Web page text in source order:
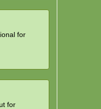
for
for